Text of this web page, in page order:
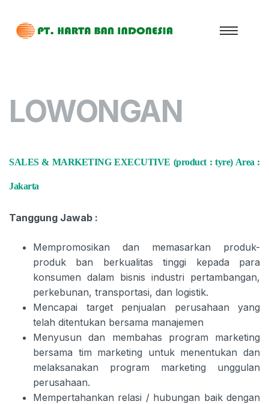
LOWONGAN
SALES & MARKETING EXECUTIVE (product : tyre) Area :
Jakarta
Tanggung Jawab :
Mempromosikan dan memasarkan produk-
produk ban berkualitas tinggi kepada para
konsumen dalam bisnis industri pertambangan,
perkebunan, transportasi, dan logistik.
Mencapai target penjualan perusahaan yang
telah ditentukan bersama manajemen
Menyusun dan membahas program marketing
bersama tim marketing untuk menentukan dan
melaksanakan program marketing unggulan
perusahaan.
Mempertahankan relasi / hubungan baik dengan